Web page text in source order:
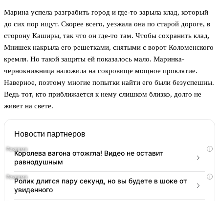
Марина успела разграбить город и где-то зарыла клад, который
до сих пор ищут. Скорее всего, уезжала она по старой дороге, в
сторону Каширы, так что он где-то там. Чтобы сохранить клад,
Мнишек накрыла его решетками, снятыми с ворот Коломенского
кремля. Но такой защиты ей показалось мало. Маринка-
чернокнижница наложила на сокровище мощное проклятие.
Наверное, поэтому многие попытки найти его были безуспешны.
Ведь тот, кто приближается к нему слишком близко, долго не
живет на свете.
Новости партнеров
i
Королева вагона отожгла! Видео не оставит
равнодушным
i
Ролик длится пару секунд, но вы будете в шоке от
увиденного